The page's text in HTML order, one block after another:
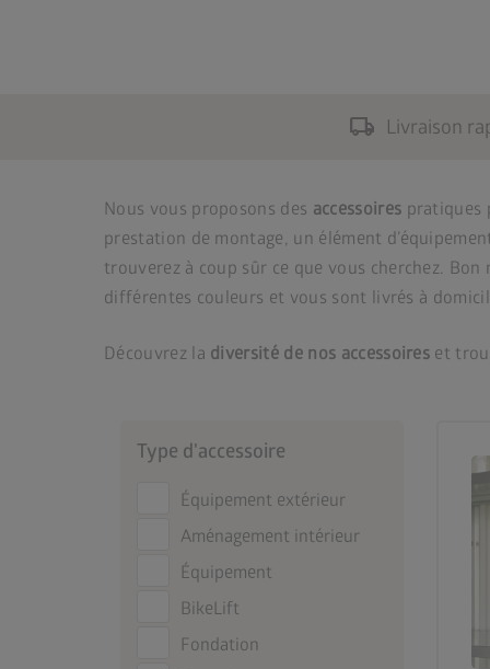
local_shipping Livraison
Nous vous proposons des accessoires pratiques
prestation de montage, un élément
trouverez à coup sûr ce que vous cherchez.
différentes couleurs et vous sont livrés à
Découvrez la diversité de nos accessoires et
Type d'accessoire
Équipement extérieur
Aménagement intérieur
Équipement
BikeLift
Fondation